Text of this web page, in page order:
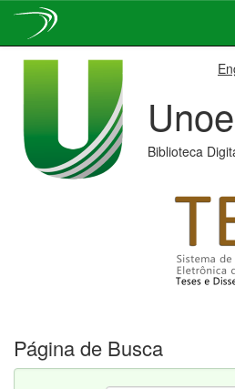
Biblioteca
Página de Busca